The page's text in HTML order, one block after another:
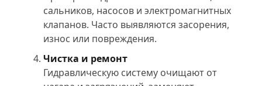
сальников, насосов и электромагнитных
клапанов. Часто выявляются засорения,
износ или повреждения.
Чистка и ремонт
Гидравлическую систему очищают от